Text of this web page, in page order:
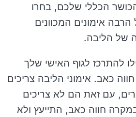
הכללי שלכם, בחרו
הרבה אימונים המכוונים
של הליבה.
להתרכז לגוף האישי שלך
כאב. אימוני הליבה צריכים
עם זאת הם לא צריכים
חווה כאב, התייעץ ולא